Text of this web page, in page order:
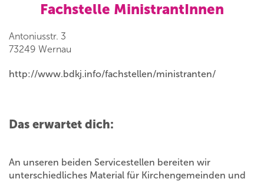
Fachstelle MinistrantInnen
Antoniusstr. 3
73249 Wernau
http://www.bdkj.info/fachstellen/ministranten/
Das erwartet dich:
An unseren beiden Servicestellen bereiten wir
unterschiedliches Material für Kirchengemeinden und